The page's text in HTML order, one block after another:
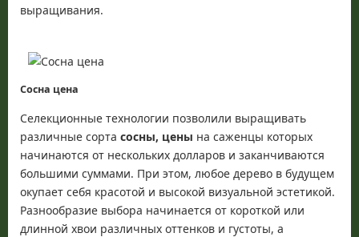
выращивания.
Сосна цена
Селекционные технологии позволили выращивать
различные сорта сосны, цены на саженцы которых
начинаются от нескольких долларов и заканчиваются
большими суммами. При этом, любое дерево в будущем
окупает себя красотой и высокой визуальной эстетикой.
Разнообразие выбора начинается от короткой или
длинной хвои различных оттенков и густоты, а